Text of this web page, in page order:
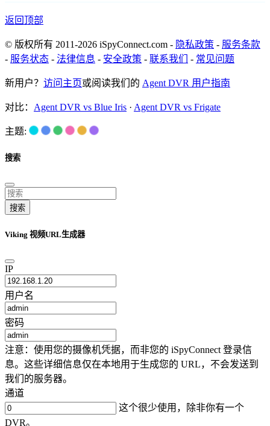
返回顶部
© 版权所有 2011-2026 iSpyConnect.com - 隐私政策 - 服务条款
- 服务状态 - 法律信息 - 安全政策 - 联系我们 - 常见问题
新用户？ 访问主页或阅读我们的 Agent DVR 用户指南
对比： Agent DVR vs Blue Iris · Agent DVR vs Frigate
主题:
搜索
搜索
Viking 视频URL生成器
IP
用户名
密码
注意：使用您的摄像机凭据，而非您的 iSpyConnect 登录信
息。这些详细信息仅在本地用于生成您的 URL，不会发送到
我们的服务器。
通道
这个很少使用，除非你有一个
DVR。